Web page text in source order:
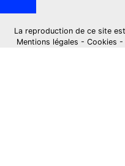
La reproduction de ce site
Mentions légales - Cookies -